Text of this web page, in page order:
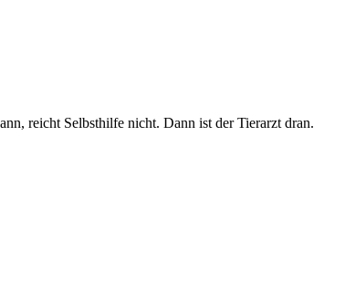
reicht Selbsthilfe nicht. Dann ist der Tierarzt dran.